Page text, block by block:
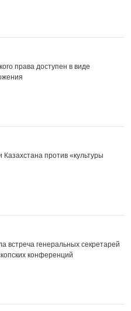
права доступен в виде
Казахстана против «культуры
встреча генеральных секретарей
конференций